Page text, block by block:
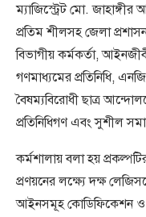
ম্যাজিস্ট্রেট মো. জাহাঙ্গীর
প্রতিম শীলসহ জেলা
বিভাগীয় কর্মকর্তা,
গণমাধ্যমের প্রতিনিধি,
বৈষম্যবিরোধী ছাত্র
প্রতিনিধিগণ এবং সুশীল
কর্মশালায় বলা হয়
প্রণয়নের লক্ষ্যে দক্ষ
আইনসমূহ কোডিফিকেশন ও